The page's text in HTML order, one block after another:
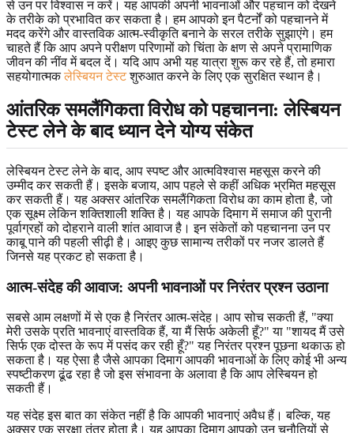
से उन पर विश्वास न करें। यह आपकी अपनी भावनाओं और पहचान को देखने
के तरीके को प्रभावित कर सकता है। हम आपको इन पैटर्नों को पहचानने में
मदद करेंगे और वास्तविक आत्म-स्वीकृति बनाने के सरल तरीके सुझाएंगे। हम
चाहते हैं कि आप अपने परीक्षण परिणामों को चिंता के क्षण से अपने प्रामाणिक
जीवन की नींव में बदल दें। यदि आप अभी यह यात्रा शुरू कर रहे हैं, तो हमारा
सहयोगात्मकलेस्बियन टेस्टशुरुआत करने के लिए एक सुरक्षित स्थान है।
आंतरिक समलैंगिकता विरोध को पहचानना: लेस्बियन
टेस्ट लेने के बाद ध्यान देने योग्य संकेत
लेस्बियन टेस्ट लेने के बाद, आप स्पष्ट और आत्मविश्वास महसूस करने की
उम्मीद कर सकती हैं। इसके बजाय, आप पहले से कहीं अधिक भ्रमित महसूस
कर सकती हैं। यह अक्सर आंतरिक समलैंगिकता विरोध का काम होता है, जो
एक सूक्ष्म लेकिन शक्तिशाली शक्ति है। यह आपके दिमाग में समाज की पुरानी
पूर्वाग्रहों को दोहराने वाली शांत आवाज है। इन संकेतों को पहचानना उन पर
काबू पाने की पहली सीढ़ी है। आइए कुछ सामान्य तरीकों पर नजर डालते हैं
जिनसे यह प्रकट हो सकता है।
आत्म-संदेह की आवाज: अपनी भावनाओं पर निरंतर प्रश्न उठाना
सबसे आम लक्षणों में से एक है निरंतर आत्म-संदेह। आप सोच सकती हैं, "क्या
मेरी उसके प्रति भावनाएं वास्तविक हैं, या मैं सिर्फ अकेली हूँ?" या "शायद मैं उसे
सिर्फ एक दोस्त के रूप में पसंद कर रही हूँ?" यह निरंतर प्रश्न पूछना थकाऊ हो
सकता है। यह ऐसा है जैसे आपका दिमाग आपकी भावनाओं के लिए कोई भी अन्य
स्पष्टीकरण ढूंढ रहा है जो इस संभावना के अलावा है कि आप लेस्बियन हो
सकती हैं।
यह संदेह इस बात का संकेत नहीं है कि आपकी भावनाएं अवैध हैं। बल्कि, यह
अक्सर एक सुरक्षा तंत्र होता है। यह आपका दिमाग आपको उन चुनौतियों से